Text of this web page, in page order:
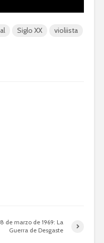
Siglo XX
violiista
8 de marzo de 1969: La
Guerra de Desgaste